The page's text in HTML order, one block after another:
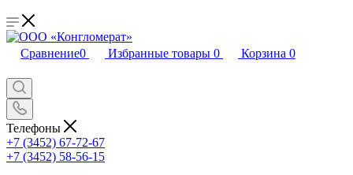
Сравнение0 Избранные товары 0 Корзина 0
Телефоны
+7 (3452) 67-72-67
+7 (3452) 58-56-15